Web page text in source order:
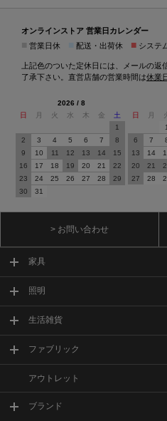
オンラインストア 営業日カレンダー
営業日休 配送・出荷休 ■ システ
上記色のついた定休日には、メールの
了承下さい。直営店舗の営業時間は休業
2026 / 8
日
月 火 水 木 金
土
1
2
3 4 5 6 7
8
9
10 11 12 13 14
15
16
17 18 19 20 21
22
23
24 25 26 27 28
29
30
31
日
月
1
6
7
13
14
20
21
27
28
> お問い合わせ
家具
照明
生活雑貨
ファブリック
アウトレット
ブランド